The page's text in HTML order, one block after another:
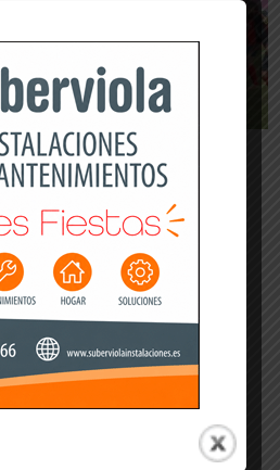
-- Publicidad --